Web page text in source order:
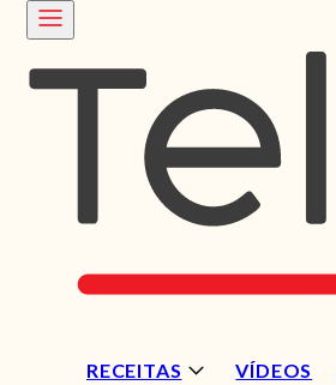
RECEITAS VÍDEOS